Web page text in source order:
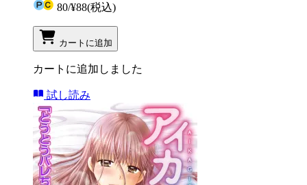
80/¥88(税込)
カートに追加
カートに追加しました
試し読み